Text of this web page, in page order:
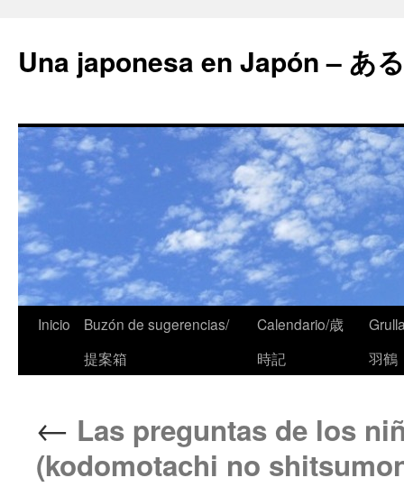
Una japonesa en Japón – あ
Inicio
Buzón de sugerencias/
提案箱
Calendario/歳
時記
羽鶴
← Las preguntas de los
(kodomotachi no